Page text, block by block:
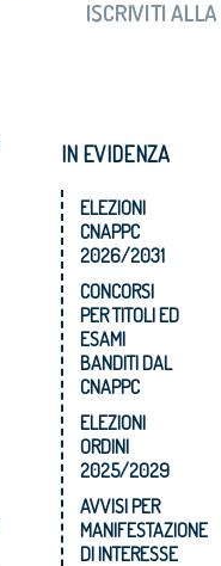
IN EVIDENZA
ELEZIONI
CNAPPC
2026/2031
CONCORSI
PER TITOLI ED
ESAMI
BANDITI DAL
CNAPPC
ELEZIONI
ORDINI
2025/2029
AVVISI PER
MANIFESTAZIONE
DI INTERESSE